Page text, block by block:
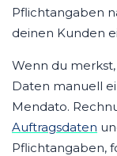
Pflichtangaben
deinen Kunden
Wenn du
Daten manuell
Mendato.
Auftragsdaten
Pflichtangaben,